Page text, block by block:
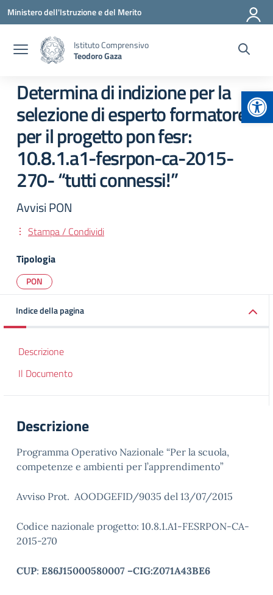
Vai ai contenuti
Vai al menu di navigazione
Vai al footer
Ministero dell'Istruzione e del Merito
Istituto Comprensivo
Teodoro Gaza
Determina di indizione per la
selezione di esperto formatore
per il progetto pon fesr:
10.8.1.a1-fesrpon-ca-2015-
270- “tutti connessi!”
Avvisi PON
Stampa / Condividi
Tipologia
PON
Indice della pagina
Descrizione
Il Documento
Descrizione
Programma Operativo Nazionale “Per la scuola,
competenze e ambienti per l’apprendimento”
Avviso Prot. AOODGEFID/9035 del 13/07/2015
Codice nazionale progetto: 10.8.1.A1-FESRPON-CA-
2015-270
CUP: E86J15000580007 –CIG:Z071A43BE6